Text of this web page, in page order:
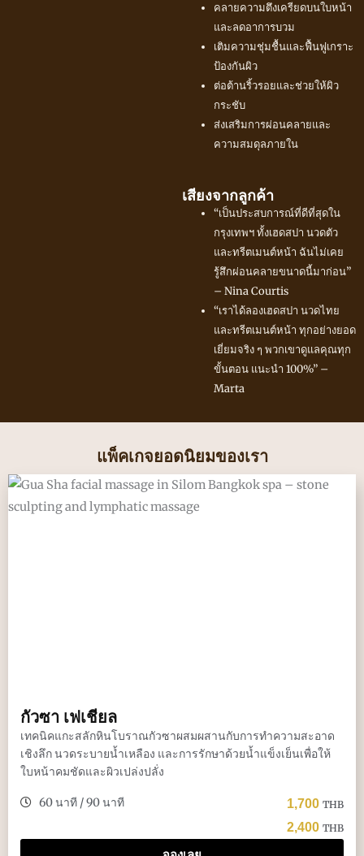
คลายความตึงเครียดบนใบหน้า
และลดอาการบวม
เติมความชุ่มชื้นและฟื้นฟูเกราะ
ป้องกันผิว
ต่อต้านริ้วรอยและช่วยให้ผิว
กระชับ
ส่งเสริมการผ่อนคลายและ
ความสมดุลภายใน
เสียงจากลูกค้า
“เป็นประสบการณ์ที่ดีที่สุดใน
กรุงเทพฯ ทั้งเฮดสปา นวดตัว
และทรีตเมนต์หน้า ฉันไม่เคย
รู้สึกผ่อนคลายขนาดนี้มาก่อน”
– Nina Courtis
“เราได้ลองเฮดสปา นวดไทย
และทรีตเมนต์หน้า ทุกอย่างยอด
เยี่ยมจริง ๆ พวกเขาดูแลคุณทุก
ขั้นตอน แนะนำ 100%” –
Marta
แพ็คเกจยอดนิยมของเรา
กัวซา เฟเชียล
เทคนิคแกะสลักหินโบราณกัวซาผสมผสานกับการทำความสะอาด
เชิงลึก นวดระบายน้ำเหลือง และการรักษาด้วยน้ำแข็งเย็นเพื่อให้
ใบหน้าคมชัดและผิวเปล่งปลั่ง
60 นาที / 90 นาที 1,700 THB
2,400 THB